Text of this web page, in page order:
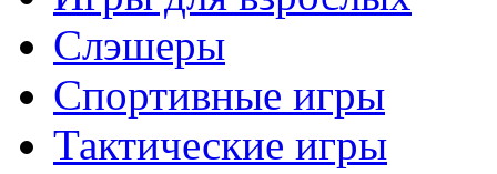
Слэшеры
Спортивные игры
Тактические игры